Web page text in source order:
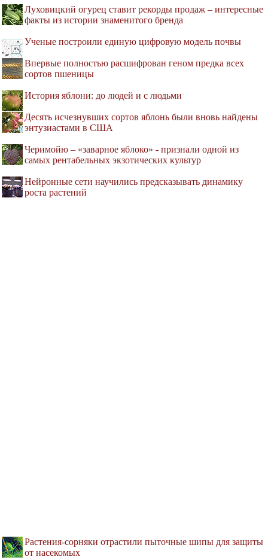
Луховицкий огурец ставит рекорды продаж – интересные
факты из истории знаменитого бренда
Ученые построили единую цифровую модель почвы
Впервые полностью расшифрован геном предка всех
сортов пшеницы
История яблони: до людей и с людьми
Десять исчезнувших сортов яблонь были вновь найдены
энтузиастами в США
Черимойю – «заварное яблоко» - признали одной из
самых рентабельных экзотических культур
Нейронные сети научились предсказывать динамику
роста растений
Растения-сорняки отрастили пыточные шипы для защиты
от насекомых